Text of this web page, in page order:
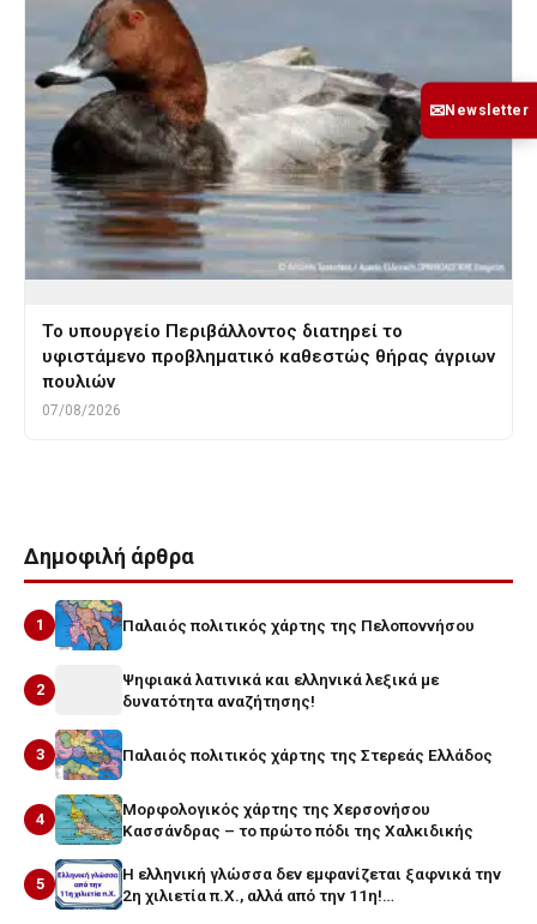
Το υπουργείο Περιβάλλοντος διατηρεί το
υφιστάμενο προβληματικό καθεστώς θήρας άγριων
πουλιών
07/08/2026
Δημοφιλή άρθρα
1 Παλαιός πολιτικός χάρτης της Πελοποννήσου
2
Ψηφιακά λατινικά και ελληνικά λεξικά με
δυνατότητα αναζήτησης!
3 Παλαιός πολιτικός χάρτης της Στερεάς Ελλάδος
4
Μορφολογικός χάρτης της Χερσονήσου
Κασσάνδρας – το πρώτο πόδι της Χαλκιδικής
5
Η ελληνική γλώσσα δεν εμφανίζεται ξαφνικά την
2η χιλιετία π.Χ., αλλά από την 11η!…
✉Newsletter